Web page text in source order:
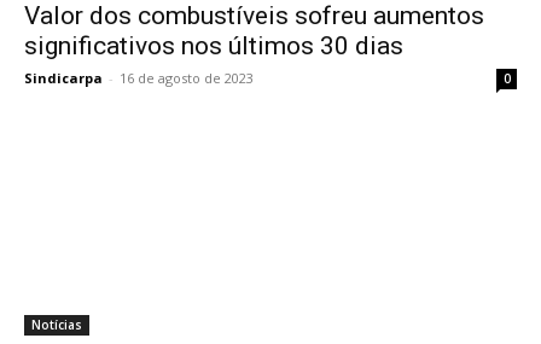
Valor dos combustíveis sofreu aumentos
significativos nos últimos 30 dias
Sindicarpa - 16 de agosto de 2023 0
Notícias